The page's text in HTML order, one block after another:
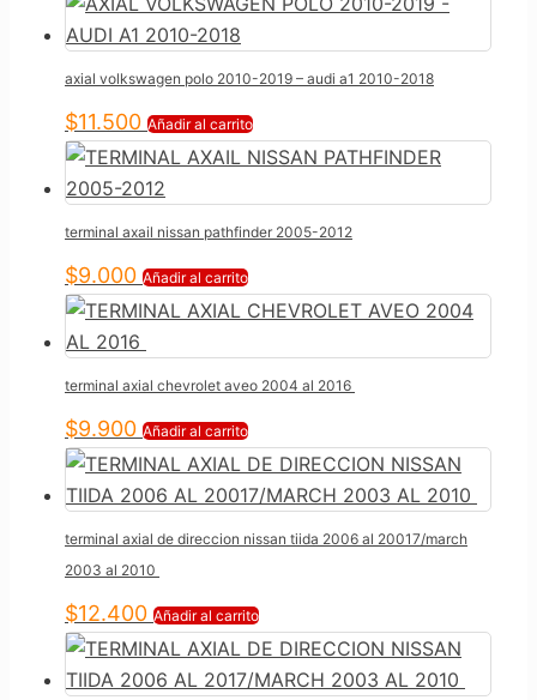
axial volkswagen polo 2010-2019 – audi a1 2010-2018
$11.500 Añadir al carrito
terminal axail nissan pathfinder 2005-2012
$9.000 Añadir al carrito
terminal axial chevrolet aveo 2004 al 2016
$9.900 Añadir al carrito
terminal axial de direccion nissan tiida 2006 al 20017/march
2003 al 2010
$12.400 Añadir al carrito